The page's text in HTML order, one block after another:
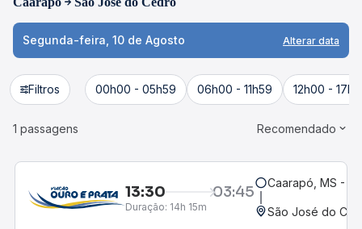
Segunda-feira, 10 de Agosto Alterar data
Filtros 00h00 - 05h59 06h00 - 11h59 12h00 -
1 passagens Recomendado
13:30 03:45
Duração: 14h 15m
Caarapó, MS -
São José do